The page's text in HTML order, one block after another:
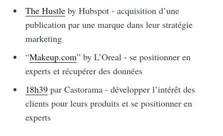
The Hustle by Hubspot - acquisition d’une
publication par une marque dans leur stratégie
marketing
“Makeup.com” by L’Oreal - se positionner en
experts et récupérer des données
18h39 par Castorama - développer l’intérêt des
clients pour leurs produits et se positionner en
experts